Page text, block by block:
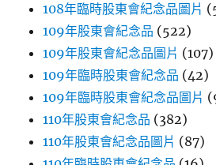
108年臨時股東會紀念品圖片
109年股東會紀念品 (522)
109年股東會紀念品圖片 (107)
109年臨時股東會紀念品 (42)
109年臨時股東會紀念品圖片
110年股東會紀念品 (382)
110年股東會紀念品圖片 (87)